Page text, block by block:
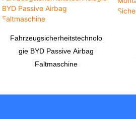
Fahrzeugsicherheitstechnolo
gie BYD Passive Airbag
Faltmaschine